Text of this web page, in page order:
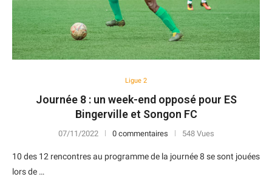
Ligue 2
Journée 8 : un week-end opposé pour ES
Bingerville et Songon FC
07/11/2022 0 commentaires 548 Vues
10 des 12 rencontres au programme de la journée 8 se sont jouées
lors de …